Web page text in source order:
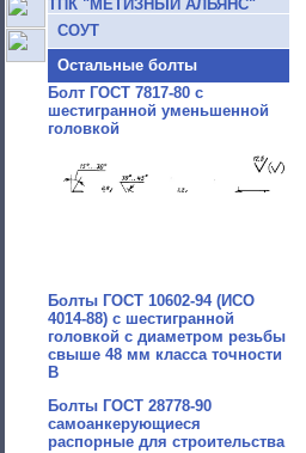
ТПК "МЕТИЗНЫЙ АЛЬЯНС"
СОУТ
Остальные болты
Болт ГОСТ 7817-80 с
шестигранной уменьшенной
головкой
Болты ГОСТ 10602-94 (ИСО
4014-88) с шестигранной
головкой с диаметром резьбы
свыше 48 мм класса точности
В
Болты ГОСТ 28778-90
самоанкерующиеся
распорные для строительства